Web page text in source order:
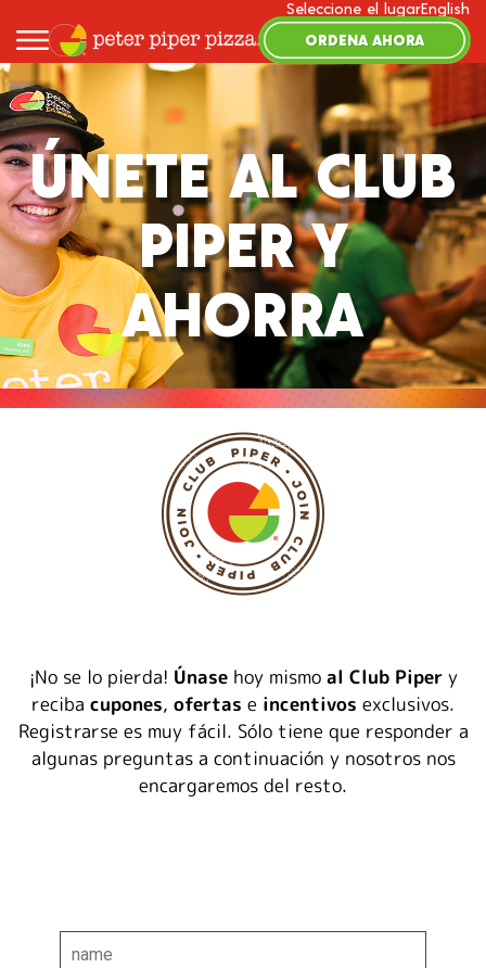
Seleccione el lugarEnglish
ORDENA AHORA
ÚNETE AL CLUB
PIPER Y
AHORRA
¡No se lo pierda! Únasehoy mismo al Club Pipery
reciba cupones, ofertas e incentivos exclusivos.
Registrarse es muy fácil. Sólo tiene que responder a
algunas preguntas a continuación y nosotros nos
encargaremos del resto.